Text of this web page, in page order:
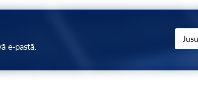
e-pastā.